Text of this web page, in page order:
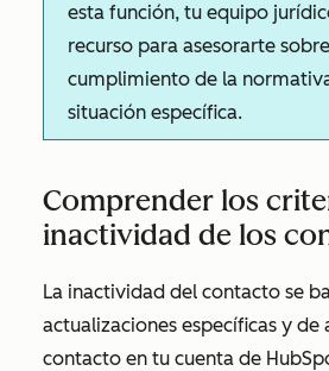
esta función, tu equipo
recurso para asesorarte
cumplimiento de la
situación específica.
Comprender los
inactividad de los
La inactividad del contacto se
actualizaciones específicas y
contacto en tu cuenta de